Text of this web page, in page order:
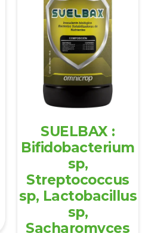
SUELBAX :
Bifidobacterium
sp,
Streptococcus
sp, Lactobacillus
sp,
Sacharomyces